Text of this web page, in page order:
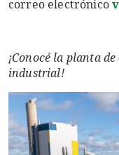
correo electrónico
¡Conocé la planta
industrial!